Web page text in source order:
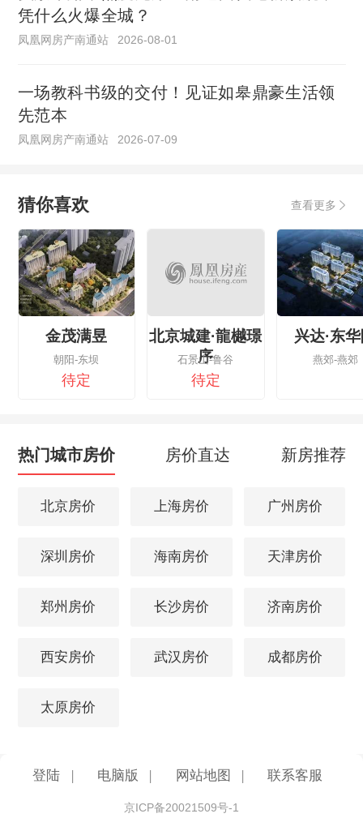
凭什么火爆全城？
凤凰网房产南通站 2026-08-01
一场教科书级的交付！见证如皋鼎豪生活领
先范本
凤凰网房产南通站 2026-07-09
猜你喜欢 查看更多
金茂满昱
朝阳-东坝
待定
北京城建·龍樾璟
序
石景山-鲁谷
待定
兴达·东
燕郊-燕郊
热门城市房价 房价直达 新房推荐
北京房价 上海房价 广州房价
深圳房价 海南房价 天津房价
郑州房价 长沙房价 济南房价
西安房价 武汉房价 成都房价
太原房价
登陆 | 电脑版 | 网站地图 | 联系客服
京ICP备20021509号-1